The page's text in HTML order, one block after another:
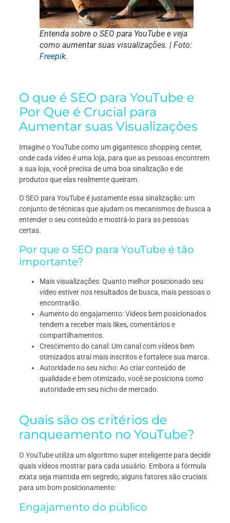
Entenda sobre o SEO para YouTube e veja
como aumentar suas visualizações. | Foto:
Freepik.
O que é SEO para YouTube e
Por Que é Crucial para
Aumentar suas Visualizações
Imagine o YouTube como um gigantesco shopping center,
onde cada vídeo é uma loja, para que as pessoas encontrem
a sua loja, você precisa de uma boa sinalização e de
produtos que elas realmente queiram.
O SEO para YouTube é justamente essa sinalização: um
conjunto de técnicas que ajudam os mecanismos de busca a
entender o seu conteúdo e mostrá-lo para as pessoas
certas.
Por que o SEO para YouTube é tão
importante?
Mais visualizações: Quanto melhor posicionado seu
vídeo estiver nos resultados de busca, mais pessoas o
encontrarão.
Aumento do engajamento: Vídeos bem posicionados
tendem a receber mais likes, comentários e
compartilhamentos.
Crescimento do canal: Um canal com vídeos bem
otimizados atrai mais inscritos e fortalece sua marca.
Autoridade no seu nicho: Ao criar conteúdo de
qualidade e bem otimizado, você se posiciona como
autoridade em seu nicho de mercado.
Quais são os critérios de
ranqueamento no YouTube?
O YouTube utiliza um algoritmo super inteligente para decidir
quais vídeos mostrar para cada usuário. Embora a fórmula
exata seja mantida em segredo, alguns fatores são cruciais
para um bom posicionamento:
Engajamento do público